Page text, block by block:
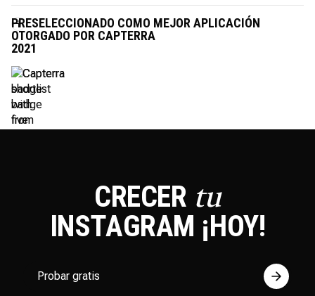
PRESELECCIONADO COMO MEJOR APLICACIÓN
OTORGADO POR CAPTERRA
2021
CRECER tu
INSTAGRAM ¡HOY!
Probar gratis